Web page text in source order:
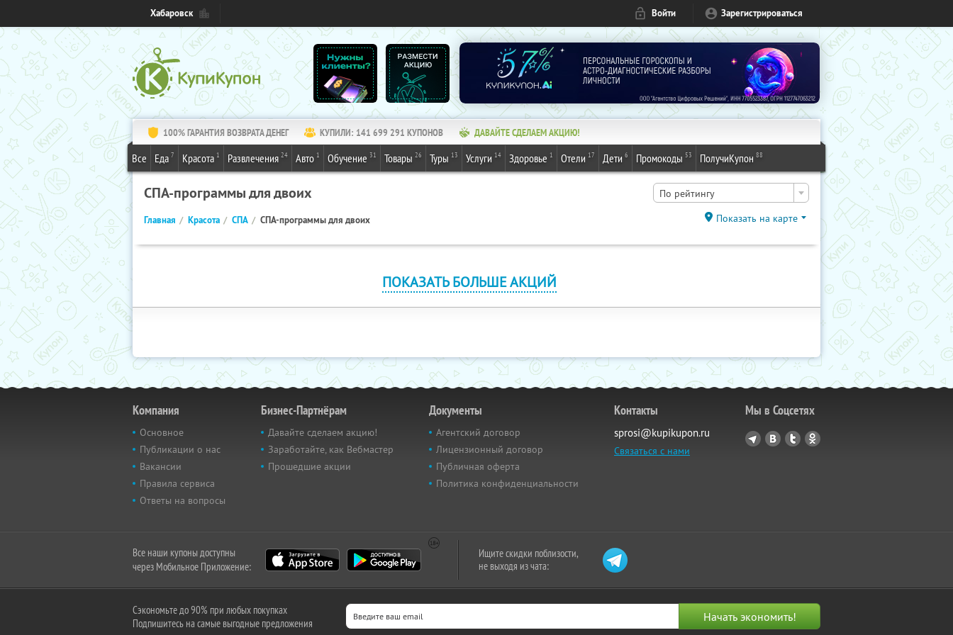
Хабаровск Войти Зарегистрироваться
100% ГАРАНТИЯ ВОЗВРАТА ДЕНЕГ КУПИЛИ: 141 699 291 КУПОНОВ ДАВАЙТЕ СДЕЛАЕМ АКЦИЮ!
Все Еда 7 Красота 1 Развлечения 24 Авто 1 Обучение 31 Товары 26 Туры 13 Услуги 14 Здоровье 1 Отели 17 Дети 6 Промокоды 53 ПолучиКупон 88
СПА-программы для двоих По рейтингу
Главная Красота СПА СПА-программы для двоих Показать на карте
ПОКАЗАТЬ БОЛЬШЕ АКЦИЙ
Компания
Основное
Публикации о нас
Вакансии
Правила сервиса
Ответы на вопросы
Бизнес-Партнёрам
Давайте сделаем акцию!
Заработайте, как Вебмастер
Прошедшие акции
Документы
Агентский договор
Лицензионный договор
Публичная оферта
Политика конфиденциальности
Контакты
sprosi@kupikupon.ru
Связаться с нами
Мы в Соцсетях
Все наши купоны доступны
через Мобильное Приложение:
Ищите скидки поблизости,
не выходя из чата:
Сэкономьте до 90% при любых покупках
Подпишитесь на самые выгодные предложения